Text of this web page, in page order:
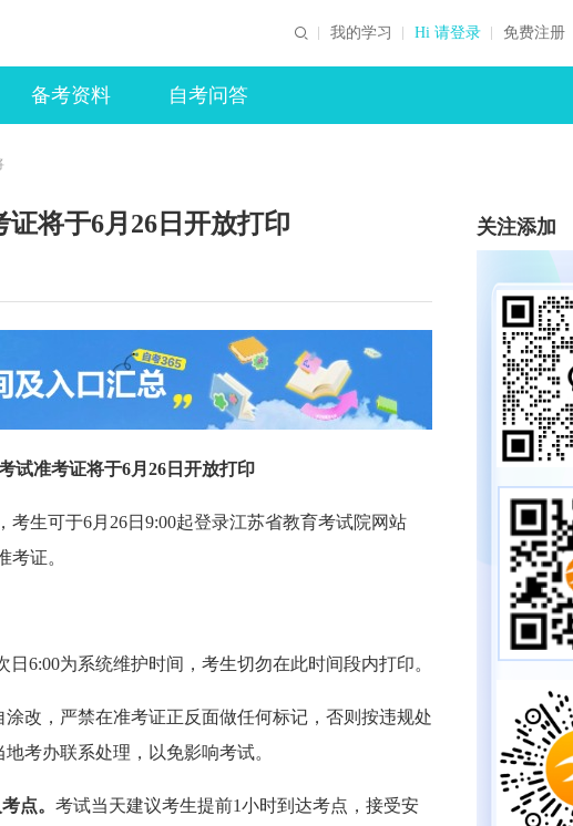
我的学习 Hi 请登录 免费注册
备考资料 自考问答
将于6月26日开放打印
试准考证将于6月26日开放打印
考生可于6月26日9:00起登录江苏省教育考试院网站
考证。
6:00为系统维护时间，考生切勿在此时间段内打印。
改，严禁在准考证正反面做任何标记，否则按违规处
考办联系处理，以免影响考试。
点。 考试当天建议考生提前1小时到达考点，接受安
关注添加